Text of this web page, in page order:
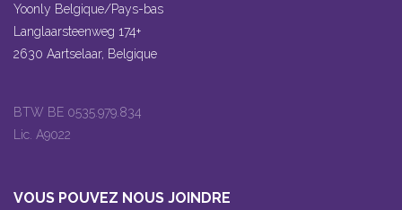
Yoonly Belgique/Pays-bas
Langlaarsteenweg 174+
2630 Aartselaar, Belgique
BTW BE 0535.979.834
Lic. A9022
VOUS POUVEZ NOUS JOINDRE